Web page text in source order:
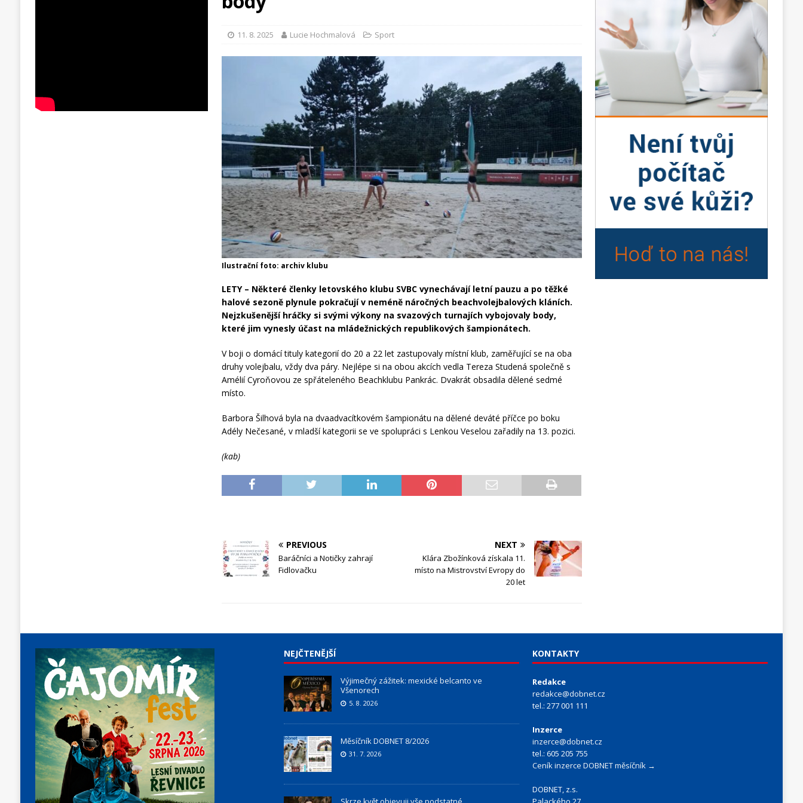
11. 8. 2025 Lucie Hochmalová Sport
Ilustrační foto: archiv klubu
LETY – Některé členky letovského klubu SVBC vynechávají letní pauzu a po těžké
halové sezoně plynule pokračují v neméně náročných beachvolejbalových kláních.
Nejzkušenější hráčky si svými výkony na svazových turnajích vybojovaly body,
které jim vynesly účast na mládežnických republikových šampionátech.
V boji o domácí tituly kategorií do 20 a 22 let zastupovaly místní klub, zaměřující se na oba
druhy volejbalu, vždy dva páry. Nejlépe si na obou akcích vedla Tereza Studená společně s
Amélií Cyroňovou ze spřáteleného Beachklubu Pankrác. Dvakrát obsadila dělené sedmé
místo.
Barbora Šilhová byla na dvaadvacítkovém šampionátu na dělené deváté příčce po boku
Adély Nečesané, v mladší kategorii se ve spolupráci s Lenkou Veselou zařadily na 13. pozici.
(kab)
PREVIOUS
Baráčníci a Notičky zahrají
Fidlovačku
NEXT
Klára Zbožínková získala 11.
místo na Mistrovství Evropy do
20 let
NEJČTENĚJŠÍ
Výjimečný zážitek: mexické belcanto ve
Všenorech
5. 8. 2026
Měsíčník DOBNET 8/2026
31. 7. 2026
KONTAKTY
Redakce
redakce@dobnet.cz
tel.: 277 001 111
Inzerce
inzerce@dobnet.cz
tel.: 605 205 755
Ceník inzerce DOBNET měsíčník →
DOBNET, z.s.